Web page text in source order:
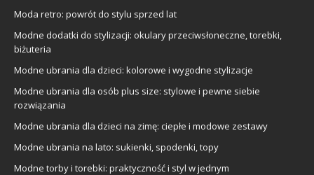
Moda retro: powrót do stylu sprzed lat
Modne dodatki do stylizacji: okulary przeciwsłoneczne, torebki,
biżuteria
Modne ubrania dla dzieci: kolorowe i wygodne stylizacje
Modne ubrania dla osób plus size: stylowe i pewne siebie
rozwiązania
Modne ubrania dla dzieci na zimę: ciepłe i modowe zestawy
Modne ubrania na lato: sukienki, spodenki, topy
Modne torby i torebki: praktyczność i styl w jednym